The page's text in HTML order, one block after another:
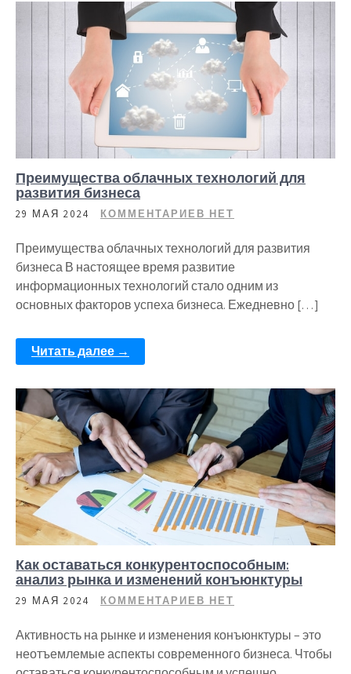
Преимущества облачных технологий для
развития бизнеса
29 МАЯ 2024 КОММЕНТАРИЕВ НЕТ
Преимущества облачных технологий для развития
бизнеса В настоящее время развитие
информационных технологий стало одним из
основных факторов успеха бизнеса. Ежедневно […]
Читать далее →
Как оставаться конкурентоспособным:
анализ рынка и изменений конъюнктуры
29 МАЯ 2024 КОММЕНТАРИЕВ НЕТ
Активность на рынке и изменения конъюнктуры – это
неотъемлемые аспекты современного бизнеса. Чтобы